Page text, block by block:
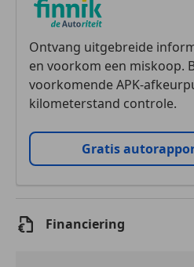
Ontvang uitgebreide
en voorkom een miskoop.
voorkomende APK-
kilometerstand controle.
Gratis
Financiering